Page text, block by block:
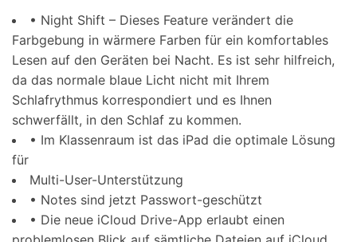
• Night Shift – Dieses Feature verändert die
Farbgebung in wärmere Farben für ein komfortables
Lesen auf den Geräten bei Nacht. Es ist sehr hilfreich,
da das normale blaue Licht nicht mit Ihrem
Schlafrythmus korrespondiert und es Ihnen
schwerfällt, in den Schlaf zu kommen.
• Im Klassenraum ist das iPad die optimale Lösung
für
Multi-User-Unterstützung
• Notes sind jetzt Passwort-geschützt
• Die neue iCloud Drive-App erlaubt einen